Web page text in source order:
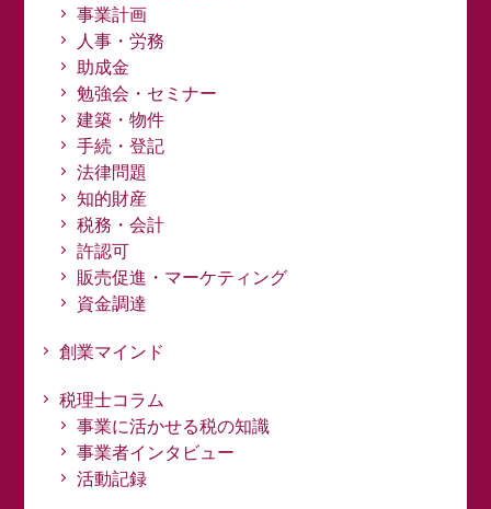
事業計画
人事・労務
助成金
勉強会・セミナー
建築・物件
手続・登記
法律問題
知的財産
税務・会計
許認可
販売促進・マーケティング
資金調達
創業マインド
税理士コラム
事業に活かせる税の知識
事業者インタビュー
活動記録